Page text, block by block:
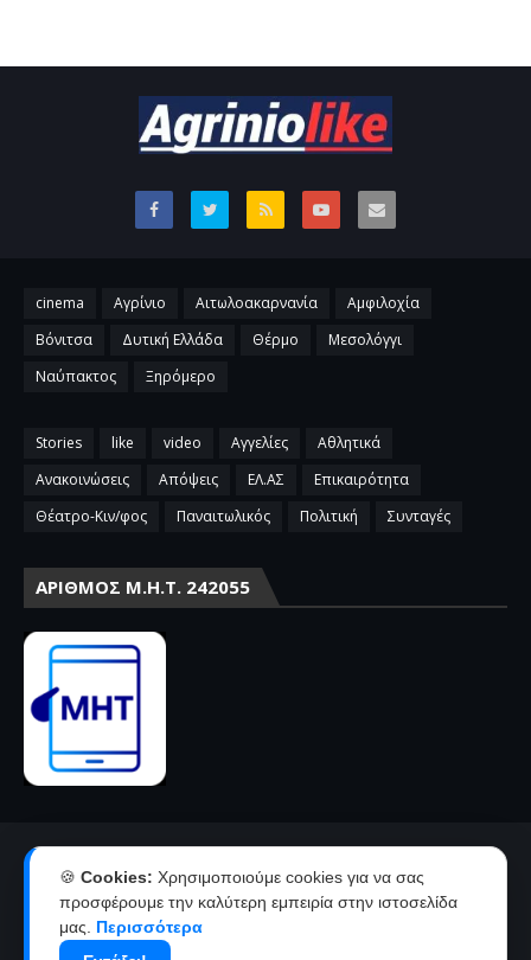
cinema Αγρίνιο Αιτωλοακαρνανία
Αμφιλοχία
Βόνιτσα
Δυτική Ελλάδα Θέρμο
Μεσολόγγι
Ναύπακτος
Ξηρόμερο
Stories like video Αγγελίες
Αθλητικά
Ανακοινώσεις
Απόψεις ΕΛ.ΑΣ
Επικαιρότητα
Θέατρο-Κιν/φος
Παναιτωλικός Πολιτική Συνταγές
ΑΡΙΘΜΌΣ Μ.Η.Τ. 242055
Όροι χρήσης-πολιτική απορρήτου
Ταυτότητα
Δήλωση συμμόρφωσης με την σύσταση 2018/334 της Ε.Ε
🍪 Cookies: Χρησιμοποιούμε cookies για να σας
προσφέρουμε την καλύτερη εμπειρία στην ιστοσελίδα
μας. Περισσότερα